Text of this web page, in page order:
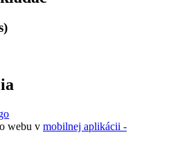
webu v mobilnej aplikácii -